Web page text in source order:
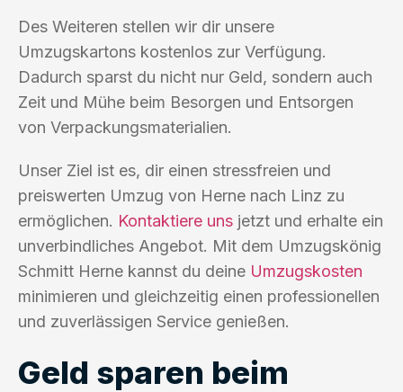
Des Weiteren stellen wir dir unsere
Umzugskartons kostenlos zur Verfügung.
Dadurch sparst du nicht nur Geld, sondern auch
Zeit und Mühe beim Besorgen und Entsorgen
von Verpackungsmaterialien.
Unser Ziel ist es, dir einen stressfreien und
preiswerten Umzug von Herne nach Linz zu
ermöglichen. Kontaktiere uns jetzt und erhalte ein
unverbindliches Angebot. Mit dem Umzugskönig
Schmitt Herne kannst du deine Umzugskosten
minimieren und gleichzeitig einen professionellen
und zuverlässigen Service genießen.
Geld sparen beim